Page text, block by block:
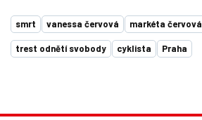
smrt vanessa červová markéta červová
trest odnětí svobody cyklista Praha